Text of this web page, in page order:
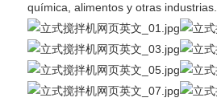
química, alimentos y otras industrias.